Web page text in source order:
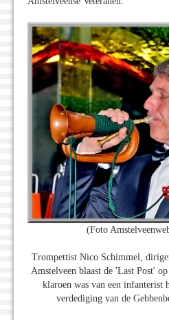
(Foto
Trompettist Nico Schimmel,
Amstelveen blaast de 'Last Post'
klaroen was van een infanterist
verdediging van de